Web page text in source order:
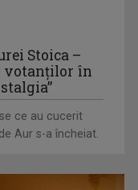
Stoica –
votanţilor în
ce au cucerit
Aur s-a încheiat.